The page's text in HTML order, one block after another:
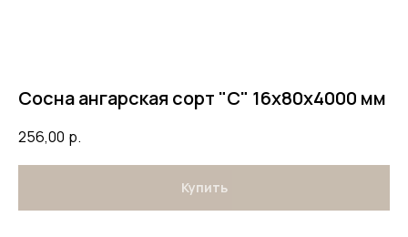
Сосна ангарская сорт "C" 16х80х4000 мм
256,00 р.
Купить